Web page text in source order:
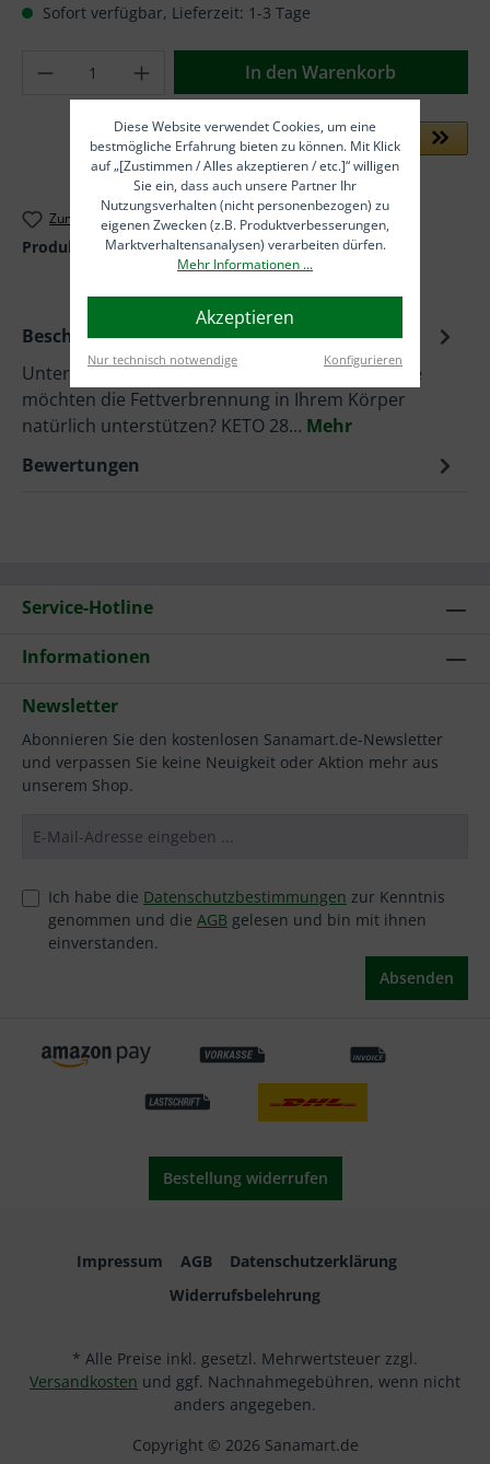
Sofort verfügbar, Lieferzeit: 1-3 Tage
Produkt Anzahl: Gib den gewünschten
In den Warenkorb
Zum Merkzettel hinzufügen
Produktnummer:NV2112-3
Beschreibung
Unterstützt die 24-stündige Fettverbrennung Sie
möchten die Fettverbrennung in Ihrem Körper
natürlich unterstützen? KETO 28… Mehr
Bewertungen
Service-Hotline
Informationen
Newsletter
Abonnieren Sie den kostenlosen Sanamart.de-Newsletter
und verpassen Sie keine Neuigkeit oder Aktion mehr aus
unserem Shop.
Ich habe die Datenschutzbestimmungen zur Kenntnis
genommen und die AGB gelesen und bin mit ihnen
einverstanden.
Absenden
Bestellung widerrufen
Impressum AGB
Datenschutzerklärung
Widerrufsbelehrung
* Alle Preise inkl. gesetzl. Mehrwertsteuer zzgl.
Versandkosten und ggf. Nachnahmegebühren, wenn nicht
anders angegeben.
Copyright © 2026 Sanamart.de
Diese Website verwendet Cookies, um eine
bestmögliche Erfahrung bieten zu können. Mit Klick
auf „[Zustimmen / Alles akzeptieren / etc.]“ willigen
Sie ein, dass auch unsere Partner Ihr
Nutzungsverhalten (nicht personenbezogen) zu
eigenen Zwecken (z.B. Produktverbesserungen,
Marktverhaltensanalysen) verarbeiten dürfen.
Mehr Informationen ...
Akzeptieren
Nur technisch notwendige Konfigurieren